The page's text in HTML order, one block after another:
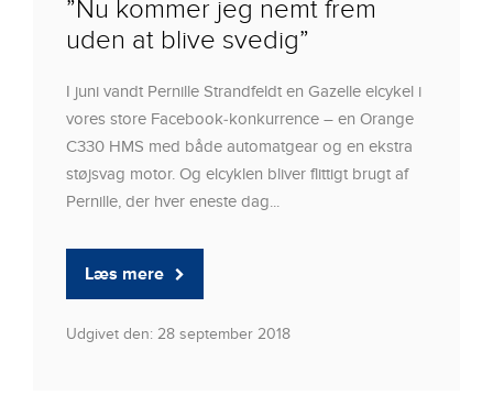
”Nu kommer jeg nemt frem
uden at blive svedig”
I juni vandt Pernille Strandfeldt en Gazelle elcykel i
vores store Facebook-konkurrence – en Orange
C330 HMS med både automatgear og en ekstra
støjsvag motor. Og elcyklen bliver flittigt brugt af
Pernille, der hver eneste dag...
Læs mere
Udgivet den: 28 september 2018